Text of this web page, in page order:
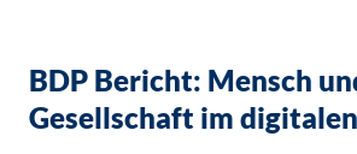
BDP Bericht: Mensch
Gesellschaft im